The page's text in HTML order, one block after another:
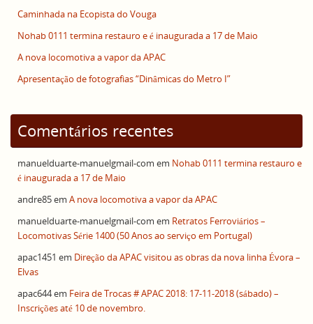
Caminhada na Ecopista do Vouga
Nohab 0111 termina restauro e é inaugurada a 17 de Maio
A nova locomotiva a vapor da APAC
Apresentação de fotografias “Dinâmicas do Metro I”
Comentários recentes
manuelduarte-manuelgmail-com em Nohab 0111 termina restauro e
é inaugurada a 17 de Maio
andre85em A nova locomotiva a vapor da APAC
manuelduarte-manuelgmail-com em Retratos Ferroviários –
Locomotivas Série 1400 (50 Anos ao serviço em Portugal)
apac1451 em Direção da APAC visitou as obras da nova linha Évora –
Elvas
apac644em Feira de Trocas # APAC 2018: 17-11-2018 (sábado) –
Inscrições até 10 de novembro.